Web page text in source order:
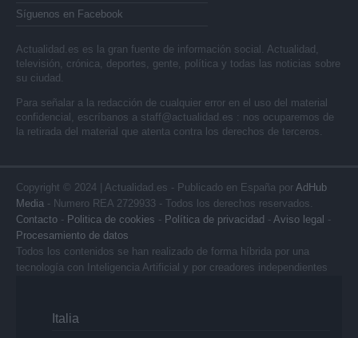
Síguenos en Facebook
Actualidad.es es la gran fuente de información social. Actualidad,
televisión, crónica, deportes, gente, política y todas las noticias sobre
su ciudad.
Para señalar a la redacción de cualquier error en el uso del material
confidencial, escríbanos a staff@actualidad.es : nos ocuparemos de
la retirada del material que atenta contra los derechos de terceros.
Copyright © 2024 | Actualidad.es - Publicado en España por AdHub
Media - Numero REA 2729933 - Todos los derechos reservados.
Contacto - Politica de cookies - Política de privacidad - Aviso legal -
Procesamiento de datos
Todos los contenidos se han realizado de forma híbrida por una
tecnología con Inteligencia Artificial y por creadores independientes
Italia